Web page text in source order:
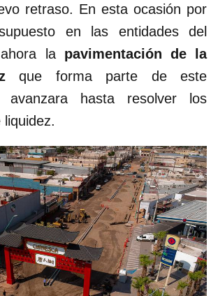
retraso. En esta ocasión por
en las entidades del
la pavimentación de la
que forma parte de este
avanzara hasta resolver los